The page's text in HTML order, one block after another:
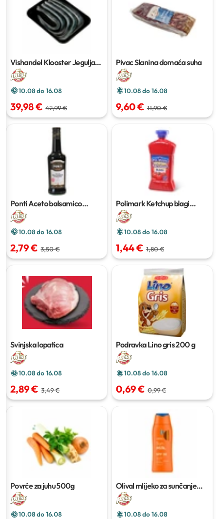
Vishandel Klooster Jegulja
bez glave
10.08 do 16.08
39,98 € 42,99 €
Pivac Slanina domaća suha
10.08 do 16.08
9,60 € 11,90 €
Ponti Aceto balsamico
500ml
10.08 do 16.08
2,79 € 3,50 €
Polimark Ketchup blagi
500g
10.08 do 16.08
1,44 € 1,80 €
Svinjska lopatica
10.08 do 16.08
2,89 € 3,49 €
Podravka Lino gris200 g
10.08 do 16.08
0,69 € 0,99 €
Povrće za juhu500g
10.08 do 16.08
Olival mlijeko za sunčanje
Sun Milk SPF 50
10.08 do 16.08